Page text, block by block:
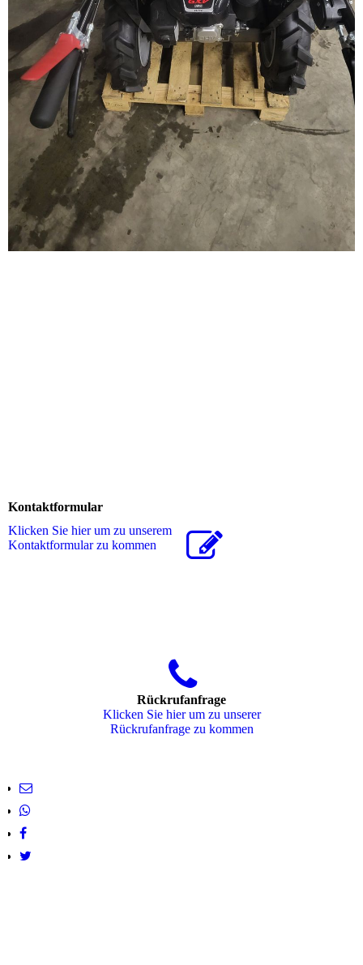
Kontaktformular
Klicken Sie hier um zu unserem
Kon­takt­for­mu­lar zu kommen
Rückrufanfrage
Klicken Sie hier um zu unserer
Rückrufanfrage zu kommen